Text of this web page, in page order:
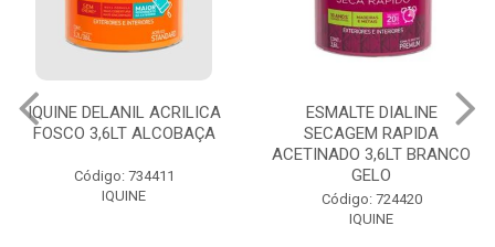
ESMALTE DIALINE
SECAGEM RAPIDA
GELO
Código: 724420
THINNER 9116 900ML
EUCATEX
Código: 747833
EUCATEX